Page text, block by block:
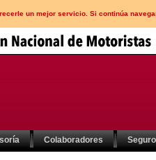
un mejor servicio. Si continúa
Colaboradores